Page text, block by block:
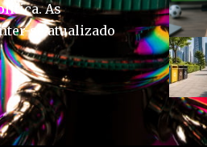
As
se atualizado